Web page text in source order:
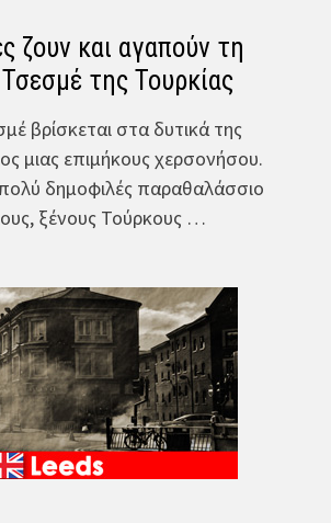
ζουν και αγαπούν τη
της Τουρκίας
βρίσκεται στα δυτικά της
μιας επιμήκους χερσονήσου.
δημοφιλές παραθαλάσσιο
ξένους Τούρκους …